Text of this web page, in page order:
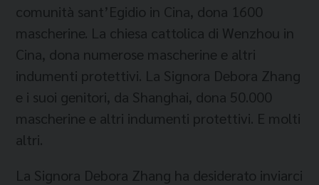
comunità sant’Egidio in Cina, dona 1600
mascherine. La chiesa cattolica di Wenzhou in
Cina, dona numerose mascherine e altri
indumenti protettivi. La Signora Debora Zhang
e i suoi genitori, da Shanghai, dona 50.000
mascherine e altri indumenti protettivi. E molti
altri.
La Signora Debora Zhang ha desiderato inviarci